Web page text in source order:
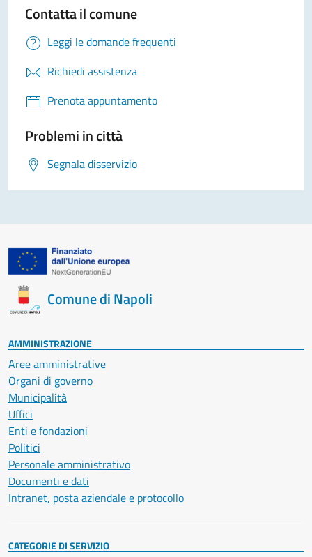
Contatta il comune
Leggi le domande frequenti
Richiedi assistenza
Prenota appuntamento
Problemi in città
Segnala disservizio
Comune di Napoli
AMMINISTRAZIONE
Aree amministrative
Organi di governo
Municipalità
Uffici
Enti e fondazioni
Politici
Personale amministrativo
Documenti e dati
Intranet, posta aziendale e protocollo
CATEGORIE DI SERVIZIO